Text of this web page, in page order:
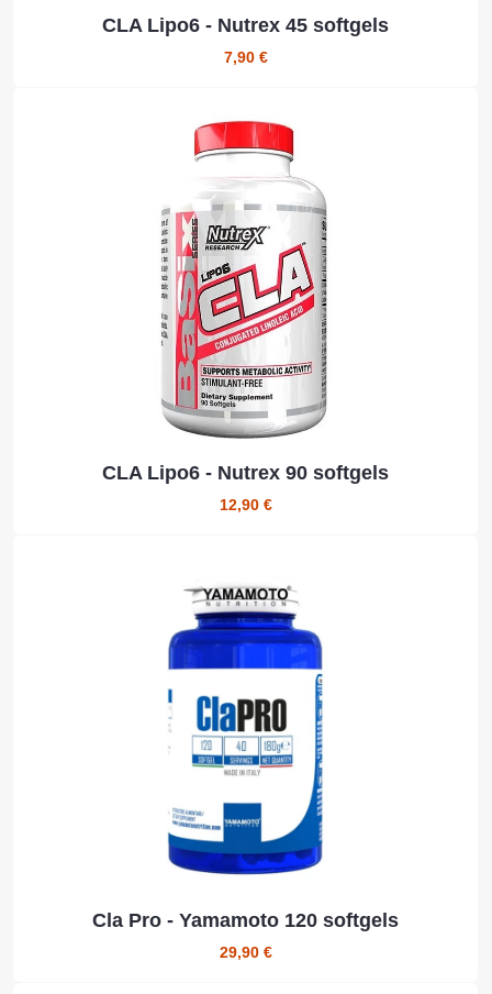
CLA Lipo6 - Nutrex 45 softgels
7,90 €
CLA Lipo6 - Nutrex 90 softgels
12,90 €
Cla Pro - Yamamoto 120 softgels
29,90 €